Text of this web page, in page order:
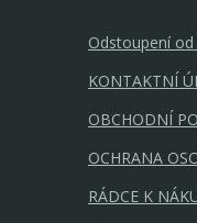
Odstoupení
KONTAKTNÍ
OBCHODNÍ
OCHRANA
RÁDCE K